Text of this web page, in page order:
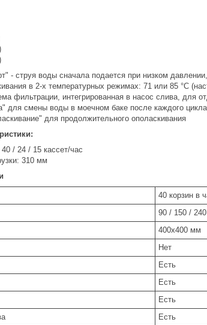
- струя воды сначала подается при низком
в 2-х температурных режимах: 71 или 85 °C
фильтрации, интегрированная в насос слива, для
для смены воды в моечном баке после каждого
для продолжительного ополаскивания
/ 24 / 15 кассет/час
310 мм
40 корзин в
90 / 150 /
400х400 мм
Нет
Есть
Есть
Есть
Есть